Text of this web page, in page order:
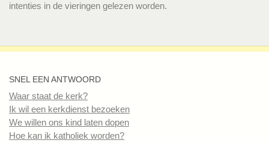
intenties in de vieringen gelezen worden.
SNEL EEN ANTWOORD
Waar staat de kerk?
Ik wil een kerkdienst bezoeken
We willen ons kind laten dopen
Hoe kan ik katholiek worden?